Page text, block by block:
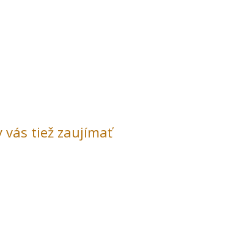
vás tiež zaujímať